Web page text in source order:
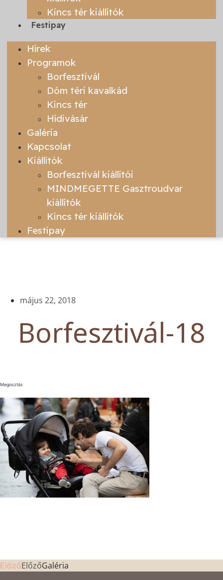
Kincs tér kiállítók
Festipay
Hírek
Programok
Borfesztivál
Dóm téri kavalkád
Kincs tér
Hídivásár
Galéria
Kapcsolat
Kiállítók
Borfesztivál kiállítói
MINDMEGETTE Gasztroudvar
kiállítók
Kincs tér kiállítók
Festipay
május 22, 2018
Borfesztivál-18
Megosztás
ElőzőElőzőGaléria